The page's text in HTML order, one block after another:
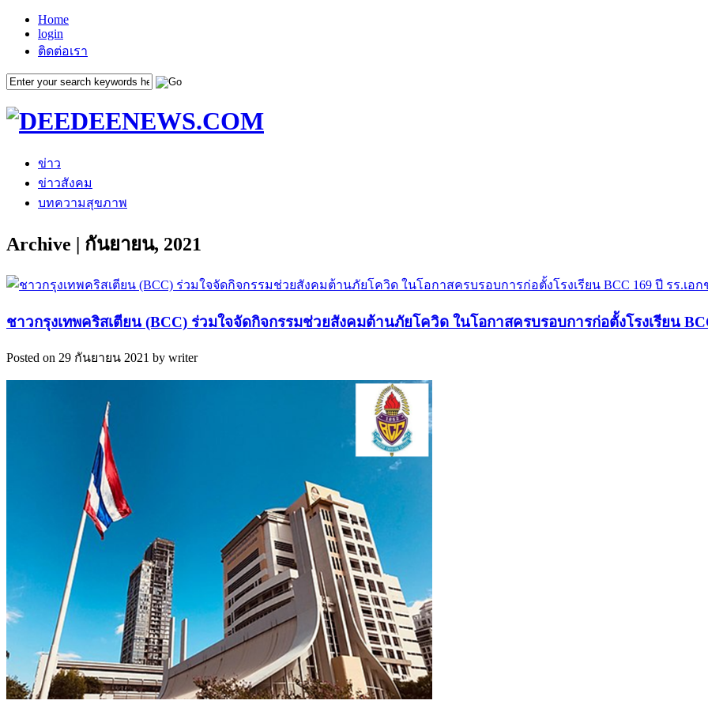
Home
login
ติดต่อเรา
ข่าว
ข่าวสังคม
บทความสุขภาพ
Archive | กันยายน, 2021
ชาวกรุงเทพคริสเตียน (BCC) ร่วมใจจัดกิจกรรมช่วยสังคมต้านภัยโควิด ในโอกาสครบรอบการก่อตั้งโรงเรียน
Posted on 29 กันยายน 2021 by writer